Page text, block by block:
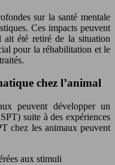
sur la santé mentale
Ces impacts peuvent
ait été retiré de la situation
pour la réhabilitation et le
chez l’animal
peuvent développer un
suite à des expériences
chez les animaux peuvent
aux stimuli